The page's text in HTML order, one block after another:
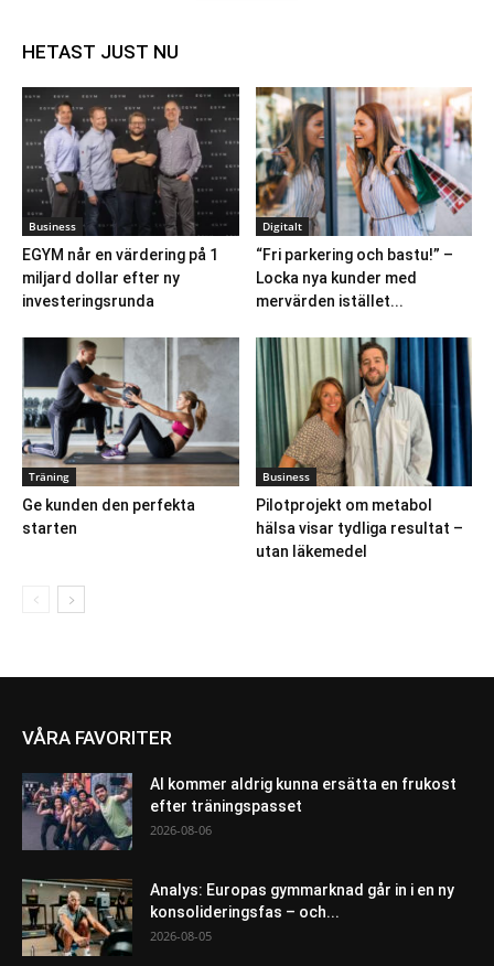
HETAST JUST NU
Business
EGYM når en värdering på 1
miljard dollar efter ny
investeringsrunda
Digitalt
“Fri parkering och bastu!” –
Locka nya kunder med
mervärden istället...
Träning
Ge kunden den perfekta
starten
Business
Pilotprojekt om metabol
hälsa visar tydliga resultat –
utan läkemedel
VÅRA FAVORITER
AI kommer aldrig kunna ersätta en frukost
efter träningspasset
2026-08-06
Analys: Europas gymmarknad går in i en ny
konsolideringsfas – och...
2026-08-05